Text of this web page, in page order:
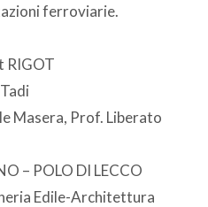
ferroviarie.
RIGOT
Masera, Prof. Liberato
– POLO DI LECCO
Edile-Architettura